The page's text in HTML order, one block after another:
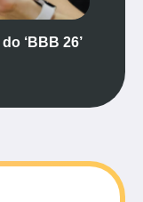
‘BBB 26’